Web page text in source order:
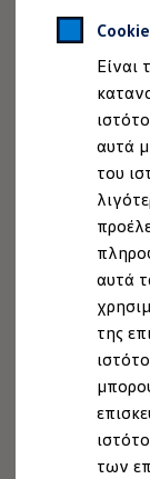
Είναι
αυτά
του
αυτά
της
των
Καινοτόμες
Ιδιοκτήτες